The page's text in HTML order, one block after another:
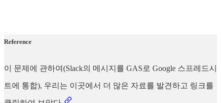
Reference
이 문제에 관하여(Slack의 메시지를 GAS로 Google 스프레드시
트에 통합), 우리는 이곳에서 더 많은 자료를 발견하고 링크를